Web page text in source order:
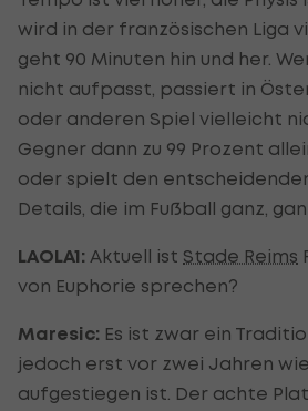
wird in der französischen Liga
geht 90 Minuten hin und her.
nicht aufpasst, passiert in
oder anderen Spiel vielleicht
Gegner dann zu 99 Prozent
oder spielt den entscheidenden
Details, die im Fußball ganz,
LAOLA1: Aktuell ist Stade Reims
von Euphorie sprechen?
Maresic: Es ist zwar ein
jedoch erst vor zwei Jahren
aufgestiegen ist. Der achte